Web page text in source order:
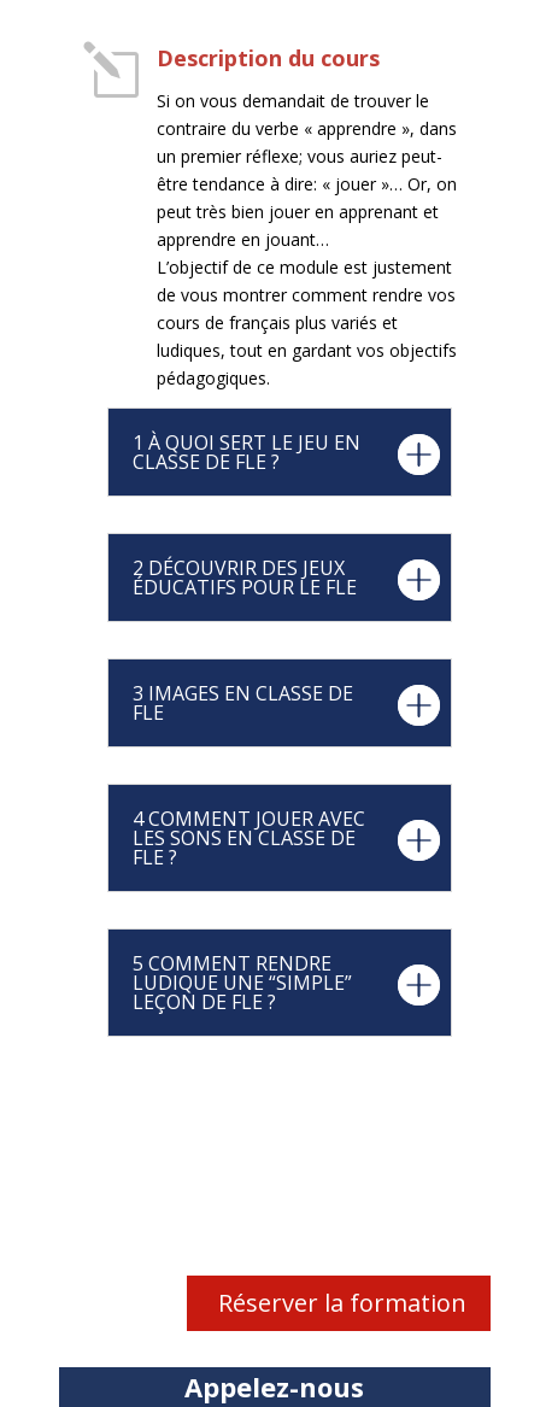
l Description du cours
Si on vous demandait de trouver le
contraire du verbe « apprendre », dans
un premier réflexe; vous auriez peut-
être tendance à dire: « jouer »… Or, on
peut très bien jouer en apprenant et
apprendre en jouant…
L’objectif de ce module est justement
de vous montrer comment rendre vos
cours de français plus variés et
ludiques, tout en gardant vos objectifs
pédagogiques.
1 À QUOI SERT LE JEU EN
CLASSE DE FLE ?
2 DÉCOUVRIR DES JEUX
ÉDUCATIFS POUR LE FLE
3 IMAGES EN CLASSE DE
FLE
4 COMMENT JOUER AVEC
LES SONS EN CLASSE DE
FLE ?
5 COMMENT RENDRE
LUDIQUE UNE “SIMPLE”
LEÇON DE FLE ?
Réserver la formation
Appelez-nous